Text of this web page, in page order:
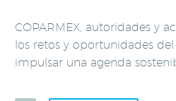
COPARMEX, autoridades y
los retos y oportunidades
impulsar una agenda